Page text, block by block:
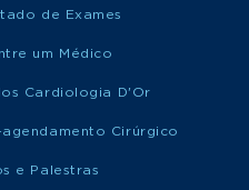
de Exames
um Médico
Cardiologia D'Or
Cirúrgico
e Palestras